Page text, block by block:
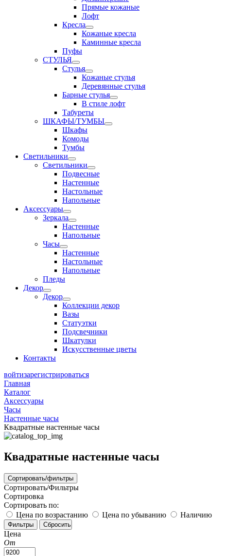
Прямые кожаные
Лофт
Кресла
Кожаные кресла
Каминные кресла
Пуфы
СТУЛЬЯ
Стулья
Кожаные стулья
Деревянные стулья
Барные стулья
В стиле лофт
Табуреты
ШКАФЫ/ТУМБЫ
Шкафы
Комоды
Тумбы
Светильники
Светильники
Подвесные
Настенные
Настольные
Напольные
Аксессуары
Зеркала
Настенные
Напольные
Часы
Настенные
Настольные
Напольные
Пледы
Декор
Декор
Коллекции декор
Вазы
Статуэтки
Подсвечники
Шкатулки
Искусственные цветы
Контакты
войтизарегистрироваться
Главная
Каталог
Аксессуары
Часы
Настенные часы
Квадратные настенные часы
Квадратные настенные часы
Сортировать/фильтры
Сортировать/Фильтры
Сортировка
Сортировать по:
Цена по возрастанию
Цена по убыванию Наличию
Цена
От